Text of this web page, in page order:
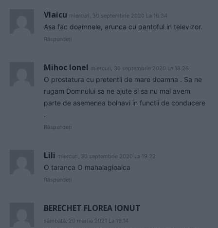
Vlaicu miercuri, 30 septembrie 2020 La 16.34
Asa fac doamnele, arunca cu pantoful in televizor.
Răspundeți
Mihoc Ionel miercuri, 30 septembrie 2020 La 18.26
O prostatura cu pretentii de mare doamna . Sa ne
rugam Domnului sa ne ajute si sa nu mai avem
parte de asemenea bolnavi in functii de conducere
.
Răspundeți
Lili miercuri, 30 septembrie 2020 La 19.22
O taranca O mahalagioaica
Răspundeți
BERECHET FLOREA IONUT
sâmbătă, 20 martie 2021 La 19.14